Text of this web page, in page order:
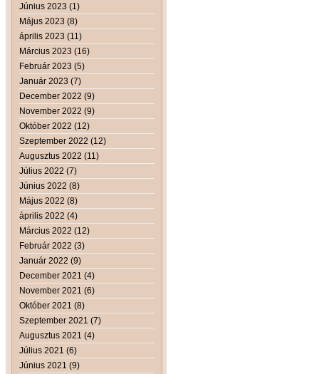
Június 2023 (1)
Május 2023 (8)
április 2023 (11)
Március 2023 (16)
Február 2023 (5)
Január 2023 (7)
December 2022 (9)
November 2022 (9)
Október 2022 (12)
Szeptember 2022 (12)
Augusztus 2022 (11)
Július 2022 (7)
Június 2022 (8)
Május 2022 (8)
április 2022 (4)
Március 2022 (12)
Február 2022 (3)
Január 2022 (9)
December 2021 (4)
November 2021 (6)
Október 2021 (8)
Szeptember 2021 (7)
Augusztus 2021 (4)
Július 2021 (6)
Június 2021 (9)